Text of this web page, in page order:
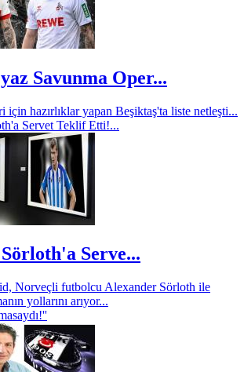
Savunma Oper...
için hazırlıklar yapan Beşiktaş'ta liste netleşti...
Servet Teklif Etti!...
Serve...
Norveçli futbolcu Alexander Sörloth ile
yollarını arıyor...